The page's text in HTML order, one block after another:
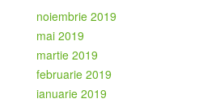
noiembrie 2019
mai 2019
martie 2019
februarie 2019
ianuarie 2019